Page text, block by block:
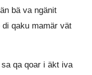
bä va ngänit
qaku mamär vät
qa qoar i äkt iva